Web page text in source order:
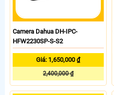
Camera Dahua DH-IPC-
HFW2230SP-S-S2
Giá: 1,650,000 ₫
2,400,000 ₫